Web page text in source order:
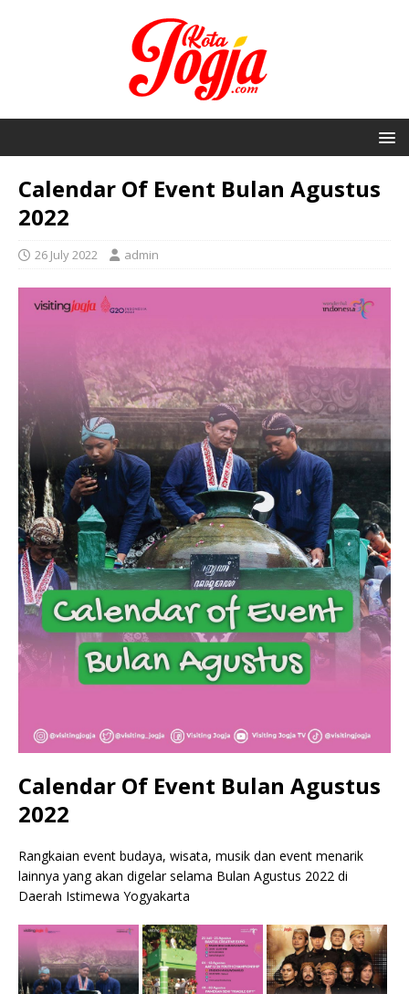
Calendar Of Event Bulan Agustus
2022
26 July 2022 admin
Calendar Of Event Bulan Agustus
2022
Rangkaian event budaya, wisata, musik dan event menarik
lainnya yang akan digelar selama Bulan Agustus 2022 di
Daerah Istimewa Yogyakarta